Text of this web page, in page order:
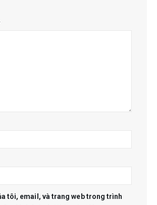
tôi, email, và trang web trong trình